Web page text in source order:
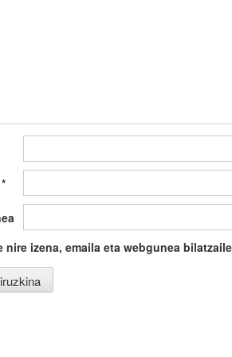
*
nire izena, emaila eta webgunea